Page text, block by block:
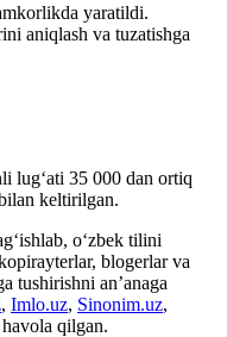
yaratildi.
aniqlash va tuzatishga
lug‘ati 35 000 dan ortiq
keltirilgan.
o‘zbek tilini
blogerlar va
tushirishni an’anaga
, Imlo.uz, Sinonim.uz,
qilgan.